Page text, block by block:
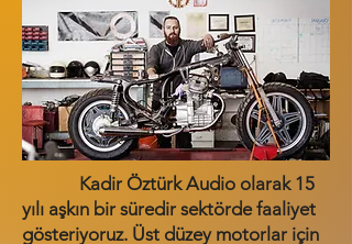
Kadir Öztürk Audio olarak 15
yılı aşkın bir süredir sektörde faaliyet
gösteriyoruz. Üst düzey motorlar için